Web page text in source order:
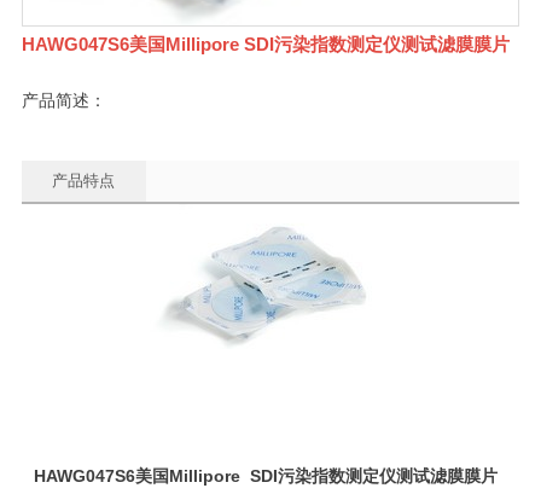
HAWG047S6美国Millipore SDI污染指数测定仪测试滤膜膜片
产品简述：
产品特点
HAWG047S6美国Millipore SDI污染指数测定仪测试滤膜膜片